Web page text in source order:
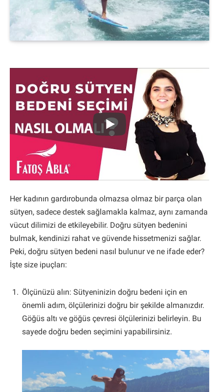
Her kadının gardırobunda olmazsa olmaz bir parça olan
sütyen, sadece destek sağlamakla kalmaz, aynı zamanda
vücut dilimizi de etkileyebilir. Doğru sütyen bedenini
bulmak, kendinizi rahat ve güvende hissetmenizi sağlar.
Peki, doğru sütyen bedeni nasıl bulunur ve ne ifade eder?
İşte size ipuçları:
Ölçünüzü alın: Sütyeninizin doğru bedeni için en
önemli adım, ölçülerinizi doğru bir şekilde almanızdır.
Göğüs altı ve göğüs çevresi ölçülerinizi belirleyin. Bu
sayede doğru beden seçimini yapabilirsiniz.